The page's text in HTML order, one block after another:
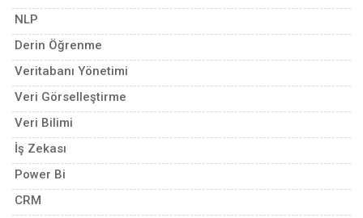
NLP
Derin Öğrenme
Veritabanı Yönetimi
Veri Görselleştirme
Veri Bilimi
İş Zekası
Power Bi
CRM